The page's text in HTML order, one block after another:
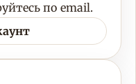
по email.